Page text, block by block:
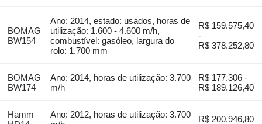
BOMAG
BW154
Ano: 2014, estado: usados, horas de
utilização: 1.600 - 4.600 m/h,
combustível: gasóleo, largura do
rolo: 1.700 mm
R$ 159.575,40
-
R$ 378.252,80
BOMAG
BW174
Ano: 2014, horas de utilização: 3.700
m/h
R$ 177.306 -
R$ 189.126,40
Hamm
Ano: 2012, horas de utilização: 3.700
R$ 200.946,80